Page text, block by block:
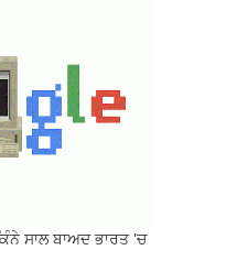
ਸਾਲ ਬਾਅਦ ਭਾਰਤ 'ਚ